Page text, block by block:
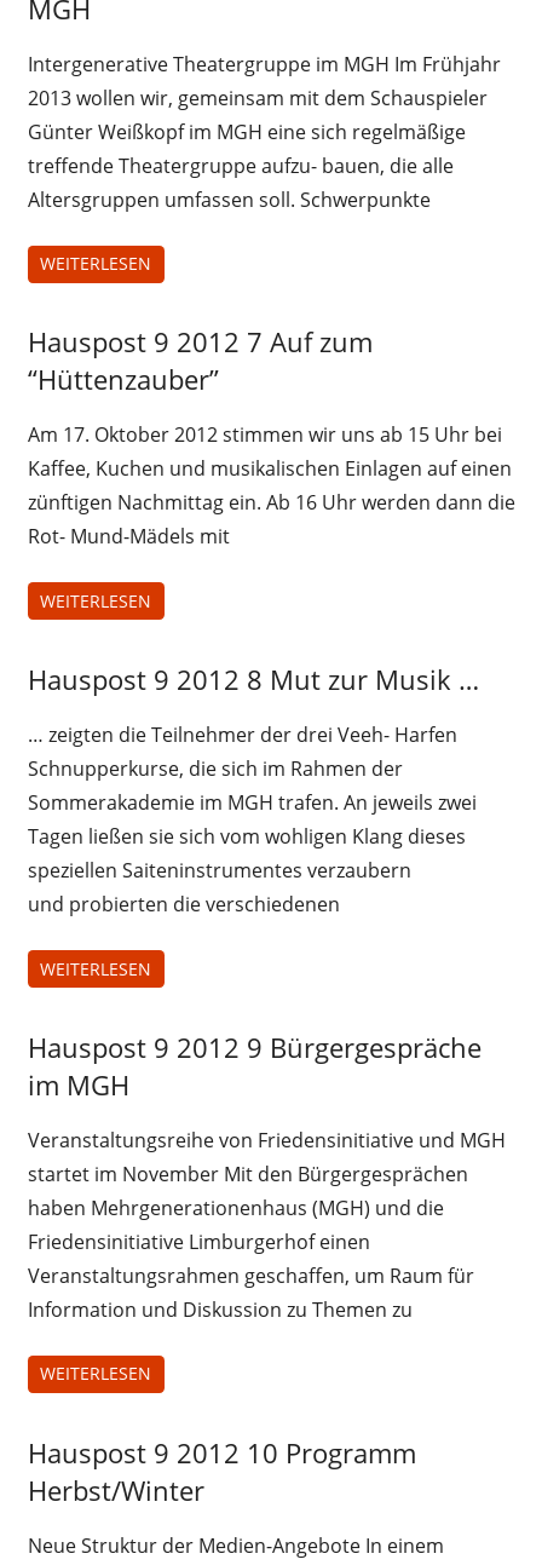
MGH
Intergenerative Theatergruppe im MGH Im Frühjahr
2013 wollen wir, gemeinsam mit dem Schauspieler
Günter Weißkopf im MGH eine sich regelmäßige
treffende Theatergruppe aufzu- bauen, die alle
Altersgruppen umfassen soll. Schwerpunkte
WEITERLESEN
Hauspost
9 2012
Hauspost 9 2012 7 Auf zum
“Hüttenzauber”
Am 17. Oktober 2012 stimmen wir uns ab 15 Uhr bei
Kaffee, Kuchen und musikalischen Einlagen auf einen
zünftigen Nachmittag ein. Ab 16 Uhr werden dann die
Rot- Mund-Mädels mit
WEITERLESEN
Hauspost
Hauspost 9 2012 8 Mut zur Musik …
… zeigten die Teilnehmer der drei Veeh- Harfen
Schnupperkurse, die sich im Rahmen der
Sommerakademie im MGH trafen. An jeweils zwei
Tagen ließen sie sich vom wohligen Klang dieses
speziellen Saiteninstrumentes verzaubern
und probierten die verschiedenen
WEITERLESEN
Hauspost
9 2012
Hauspost 9 2012 9 Bürgergespräche
im MGH
Veranstaltungsreihe von Friedensinitiative und MGH
startet im November Mit den Bürgergesprächen
haben Mehrgenerationenhaus (MGH) und die
Friedensinitiative Limburgerhof einen
Veranstaltungsrahmen geschaffen, um Raum für
Information und Diskussion zu Themen zu
WEITERLESEN
Hauspost
9 2012
Hauspost 9 2012 10 Programm
Herbst/Winter
Neue Struktur der Medien-Angebote In einem